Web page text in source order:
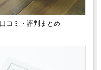
コミ・評判まとめ